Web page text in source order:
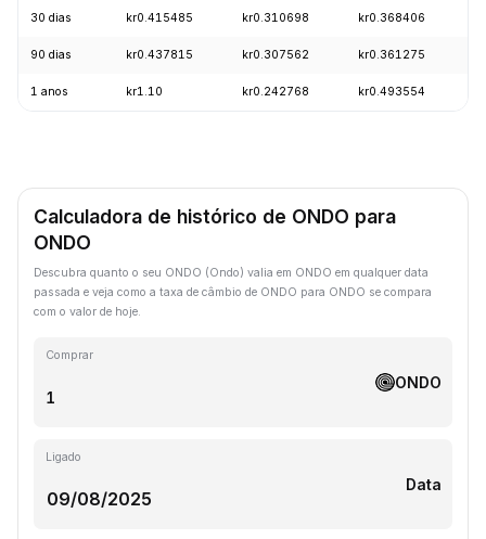
30 dias kr0.415485 kr0.310698 kr0.368406
90 dias kr0.437815 kr0.307562 kr0.361275
1 anos kr1.10 kr0.242768 kr0.493554
Calculadora de histórico de ONDO para
ONDO
Descubra quanto o seu ONDO (Ondo) valia em ONDO em qualquer data
passada e veja como a taxa de câmbio de ONDO para ONDO se compara
com o valor de hoje.
Comprar
ONDO
Ligado
Data